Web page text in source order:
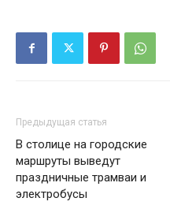
Предыдущая статья
В столице на городские
маршруты выведут
праздничные трамваи и
электробусы